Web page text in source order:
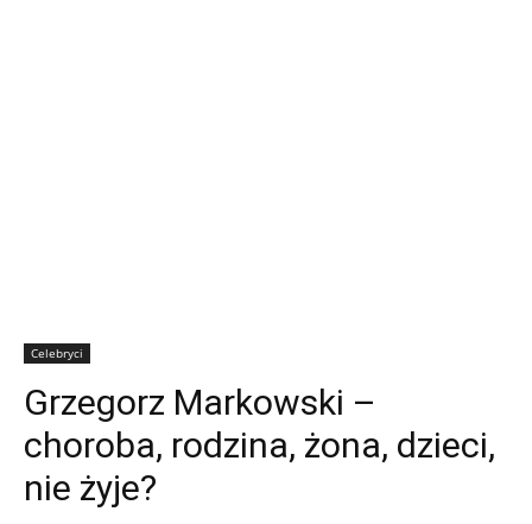
Celebryci
Grzegorz Markowski –
choroba, rodzina, żona, dzieci,
nie żyje?